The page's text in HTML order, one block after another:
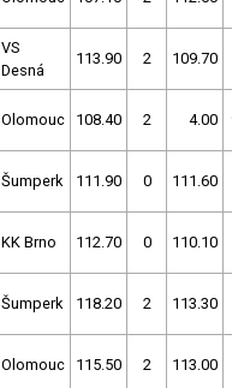
VS
Desná
113.90 2 109.70
Olomouc 108.40 2 4.00
Šumperk 111.90 0 111.60
KK Brno 112.70 0 110.10
Šumperk 118.20 2 113.30
Olomouc 115.50 2 113.00